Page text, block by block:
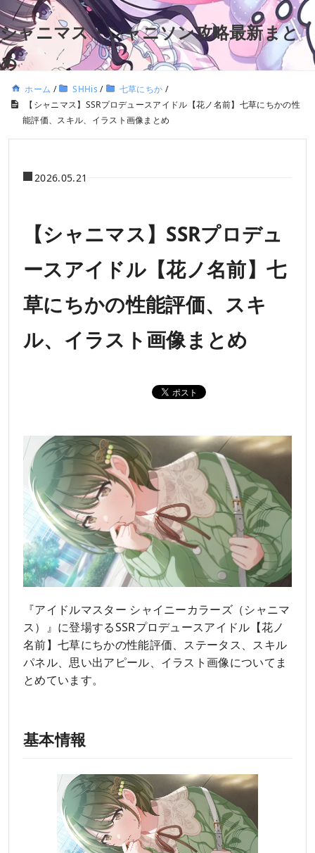
シャニマス・シャニソン攻略最新まと
め
ホーム / SHHis / 七草にちか /
【シャニマス】SSRプロデュースアイドル【花ノ名前】七草にちかの性
能評価、スキル、イラスト画像まとめ
2026.05.21
【シャニマス】SSRプロデュ
ースアイドル【花ノ名前】七
草にちかの性能評価、スキ
ル、イラスト画像まとめ
『アイドルマスター シャイニーカラーズ（シャニマ
ス）』に登場するSSRプロデュースアイドル【花ノ
名前】七草にちかの性能評価、ステータス、スキル
パネル、思い出アピール、イラスト画像についてま
とめています。
基本情報